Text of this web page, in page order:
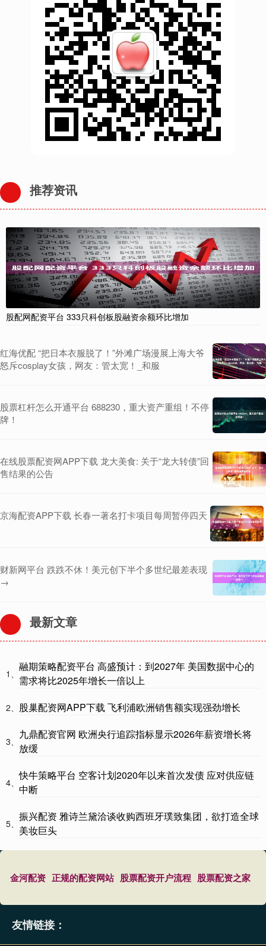
推荐资讯
股配网配资平台 333只科创板股融资余额环比增加
红海优配 “把日本衣服脱了！”外滩广场漫展上海大爷
怒斥cosplay女孩，网友：管太宽！_和服
股票杠杆怎么开通平台 688230，重大资产重组！不停
牌！
在线股票配资网APP下载 龙大美食: 关于“龙大转债”回
售结果的公告
京海配资APP下载 长春一著名打卡项目每周暂停四天
财新网平台 跌跌不休！美元创下半个多世纪最差表现
→
最新文章
1、
融期策略配资平台 高盛预计：到2027年 美国数据中心的
需求将比2025年增长一倍以上
2、 股巢配资网APP下载 飞利浦欧洲销售额实现强劲增长
3、
九鼎配资官网 欧洲央行追踪指标显示2026年薪资增长将
放缓
4、
快牛策略平台 空客计划2020年以来首次发债 应对供应链
中断
5、
振兴配资 雅诗兰黛洽谈收购西班牙璞致集团，欲打造全球
美妆巨头
金河配资 正规的配资网站 股票配资开户流程 股票配资之家
友情链接：